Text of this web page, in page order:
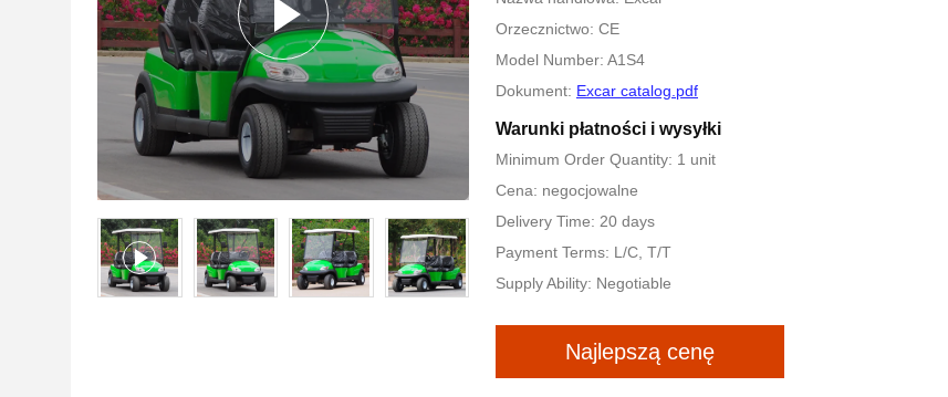
Orzecznictwo: CE
Model Number: A1S4
Dokument: Excar catalog.pdf
Warunki płatności i wysyłki
Minimum Order Quantity: 1 unit
Cena: negocjowalne
Delivery Time: 20 days
Payment Terms: L/C, T/T
Supply Ability: Negotiable
Najlepszą cenę